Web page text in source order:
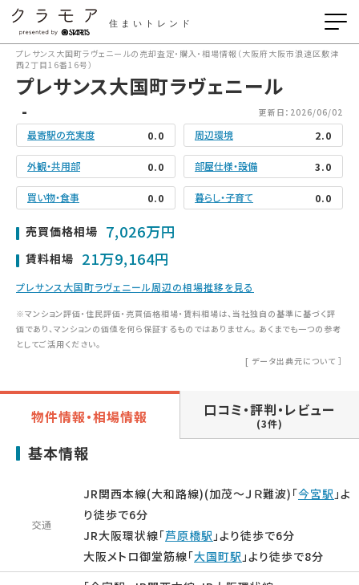
住まいトレンド
プレサンス大国町ラヴェニールの売却査定・購入・相場情報（大阪府大阪市浪速区敷津
西2丁目16番16号）
プレサンス大国町ラヴェニール
- 更新日：2026/06/02
最寄駅の充実度 0.0 周辺環境 2.0
外観・共用部 0.0 部屋仕様・設備 3.0
買い物・食事 0.0 暮らし・子育て 0.0
売買価格相場 7,026万円
賃料相場 21万9,164円
プレサンス大国町ラヴェニール周辺の相場推移を見る
※マンション評価・住民評価・売買価格相場・賃料相場は、当社独自の基準に基づく評
価であり、マンションの価値を何ら保証するものではありません。 あくまでも一つの参考
としてご活用ください。
[ データ出典元について ］
物件情報・相場情報 口コミ・評判・レビュー
(3件)
基本情報
交通
JR関西本線(大和路線)(加茂～ＪＲ難波)「今宮駅」よ
り徒歩で6分
JR大阪環状線「芦原橋駅」より徒歩で6分
大阪メトロ御堂筋線「大国町駅」より徒歩で8分